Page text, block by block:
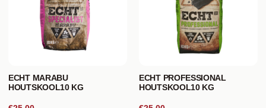
ECHT MARABU
HOUTSKOOL10 KG
ECHT PROFESSIONAL
HOUTSKOOL10 KG